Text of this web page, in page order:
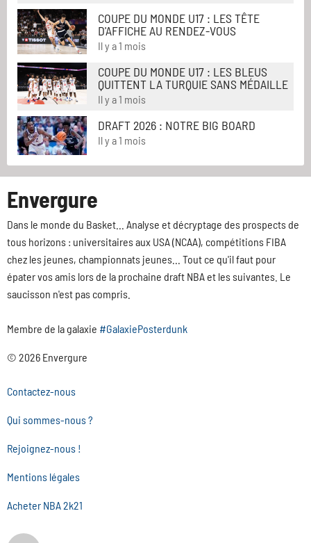
COUPE DU MONDE U17 : LES TÊTE
D'AFFICHE AU RENDEZ-VOUS
Il y a 1 mois
COUPE DU MONDE U17 : LES BLEUS
QUITTENT LA TURQUIE SANS MÉDAILLE
Il y a 1 mois
DRAFT 2026 : NOTRE BIG BOARD
Il y a 1 mois
Envergure
Dans le monde du Basket... Analyse et décryptage des prospects de
tous horizons : universitaires aux USA (NCAA), compétitions FIBA
chez les jeunes, championnats jeunes... Tout ce qu'il faut pour
épater vos amis lors de la prochaine draft NBA et les suivantes. Le
saucisson n'est pas compris.
Membre de la galaxie #GalaxiePosterdunk
© 2026 Envergure
Contactez-nous
Qui sommes-nous ?
Rejoignez-nous !
Mentions légales
Acheter NBA 2k21